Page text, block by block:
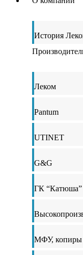
История
Леком
Pantum
UTINET
G&G
ГК “Катюша”
МФУ, копиры